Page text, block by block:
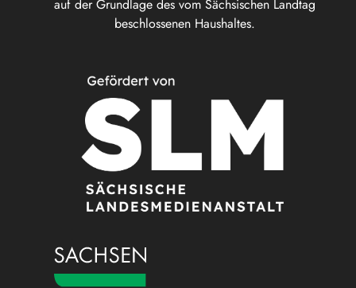
auf der Grundlage des vom Sächsischen Landtag
beschlossenen Haushaltes.